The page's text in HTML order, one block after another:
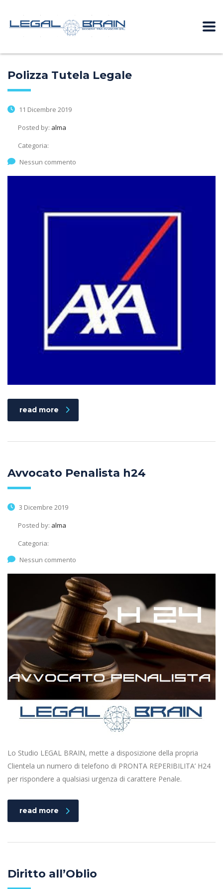
Polizza Tutela Legale
11 Dicembre 2019
Posted by: alma
Categoria:
Nessun commento
read more
Avvocato Penalista h24
3 Dicembre 2019
Posted by: alma
Categoria:
Nessun commento
Lo Studio LEGAL BRAIN, mette a disposizione della propria
Clientela un numero di telefono di PRONTA REPERIBILITA’ H24
per rispondere a qualsiasi urgenza di carattere Penale.
read more
Diritto all’Oblio